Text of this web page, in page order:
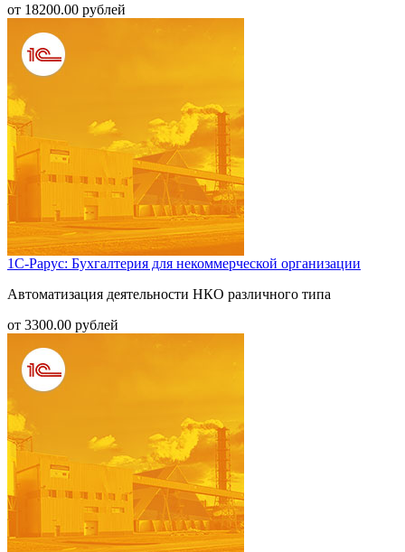
от 18200.00 рублей
1С-Рарус: Бухгалтерия для некоммерческой организации
Автоматизация деятельности НКО различного типа
от 3300.00 рублей